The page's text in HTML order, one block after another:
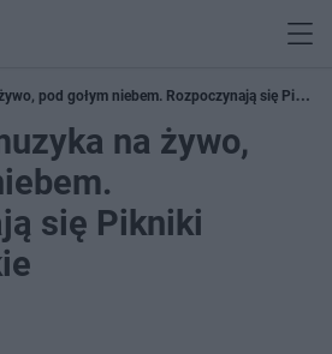
pod gołym niebem. Rozpoczynają się Pikniki
na żywo,
się Pikniki